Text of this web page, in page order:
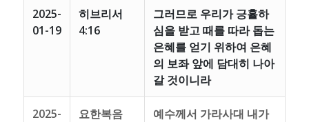
2025-
01-19
히브리서
4:16
그러므로 우리가 긍휼하
심을 받고 때를 따라 돕는
은혜를 얻기 위하여 은혜
의 보좌 앞에 담대히 나아
갈 것이니라
2025-
요한복음
예수께서 가라사대 내가